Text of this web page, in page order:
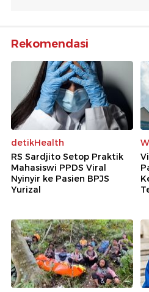
Rekomendasi
detikHealth
RS Sardjito Setop Praktik
Mahasiswi PPDS Viral
Nyinyir ke Pasien BPJS
Yurizal